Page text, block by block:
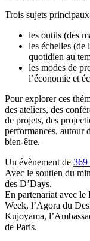
Trois sujets
les outils (des
les échelles (de
quotidien au
les modes de
l’économie et
Pour explorer ces
des ateliers, des
de projets, des
performances, autour
bien-être.
Un évènement de 369
Avec le soutien du
des D’Days.
En partenariat avec
Week, l’Agora du
Kujoyama,
de Paris.